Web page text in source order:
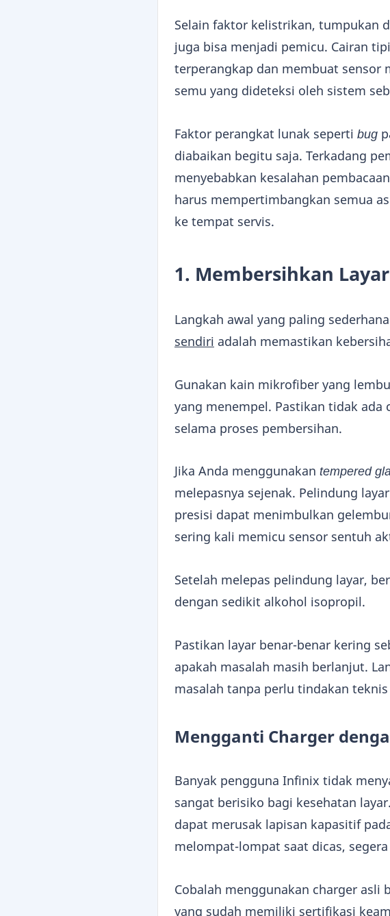
Selain faktor kelistrikan, tumpukan
juga bisa menjadi pemicu. Cairan
terperangkap dan membuat sensor
semu yang dideteksi oleh sistem
Faktor perangkat lunak seperti bug
diabaikan begitu saja. Terkadang
menyebabkan kesalahan
harus mempertimbangkan semua
ke tempat servis.
1. Membersihkan
Langkah awal yang paling
sendiri adalah memastikan
Gunakan kain mikrofiber yang
yang menempel. Pastikan tidak ada
selama proses pembersihan.
Jika Anda menggunakan tempered
melepasnya sejenak. Pelindung
presisi dapat menimbulkan
sering kali memicu sensor sentuh
Setelah melepas pelindung layar,
dengan sedikit alkohol isopropil.
Pastikan layar benar-benar kering
apakah masalah masih berlanjut.
masalah tanpa perlu tindakan
Mengganti Charger
Banyak pengguna Infinix tidak
sangat berisiko bagi kesehatan
dapat merusak lapisan kapasitif
melompat-lompat saat dicas,
Cobalah menggunakan charger
yang sudah memiliki sertifikasi